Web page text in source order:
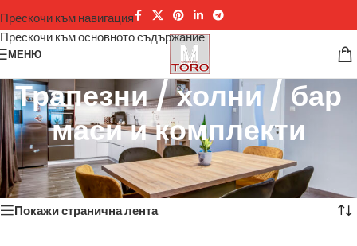
Прескочи към навигация
Прескочи към основното съдържание
МЕНЮ
Трапезни / холни / бар
маси и комплекти
Начало/Трапезни / холни / бар маси и комплекти
Показване на 1–12 от 108 резултата
Покажи странична лента